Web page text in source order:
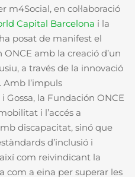
m4Social, en col·laboració
Capital Barcelona i la
posat de manifest el
amb la creació d’un
a través de la innovació
Amb l’impuls
Gossa, la Fundación ONCE
i l’accés a
discapacitat, sinó que
d’inclusió i
com reivindicant la
com a eina per superar les